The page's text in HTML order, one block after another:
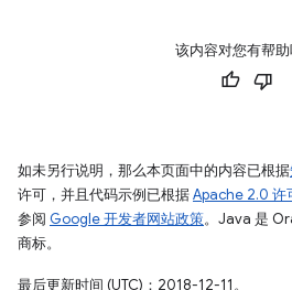
该内容对您有帮助
如未另行说明，那么本页面中的内容已根据
许可，并且代码示例已根据Apache 2.0 许
参阅 Google 开发者网站政策。Java 是
商标。
最后更新时间 (UTC)：2018-12-11。